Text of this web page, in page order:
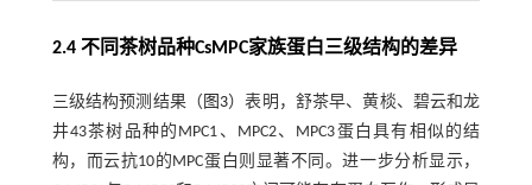
2.4 不同茶树品种CsMPC家族蛋白三级结构的差异
三级结构预测结果（ 图3）表明，舒茶早、黄棪、碧云和龙
井43茶树品种的MPC1、MPC2、MPC3蛋白具有相似的结
构，而云抗10的MPC蛋白则显著不同。进一步分析显示，